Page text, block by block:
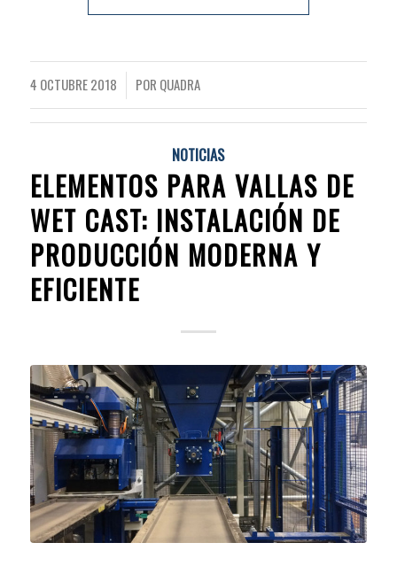
4 OCTUBRE 2018 POR QUADRA
NOTICIAS
ELEMENTOS PARA VALLAS DE
WET CAST: INSTALACIÓN DE
PRODUCCIÓN MODERNA Y
EFICIENTE